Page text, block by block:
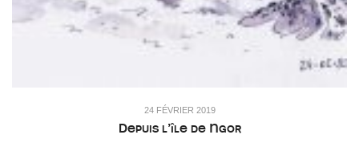
24 FÉVRIER 2019
Depuis l’île de Ngor